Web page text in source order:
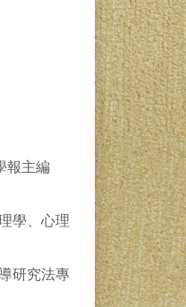
報主編
學、心理
研究法專